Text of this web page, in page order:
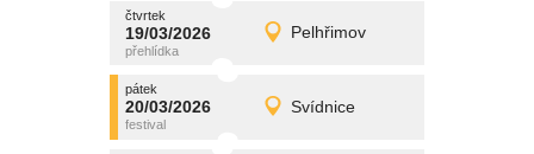
čtvrtek
19/03/2026 Pelhřimov
čtvrtek
19/03/2026 Detail
promítání
pátek
20/03/2026 Svídnice
pátek
20/03/2026 Detail
promítání